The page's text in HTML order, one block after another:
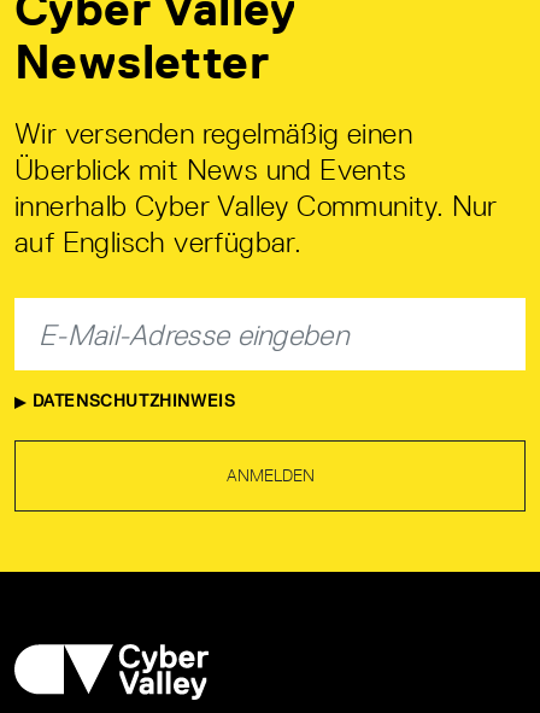
Newsletter
Wir versenden regelmäßig einen
Überblick mit News und Events
innerhalb Cyber Valley Community. Nur
auf Englisch verfügbar.
DATENSCHUTZHINWEIS
ANMELDEN